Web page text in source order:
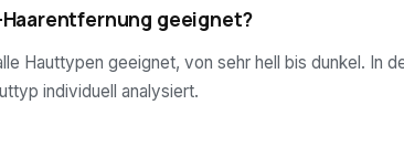
geeignet?
Hauttypen geeignet, von sehr hell bis dunkel. In
individuell analysiert.